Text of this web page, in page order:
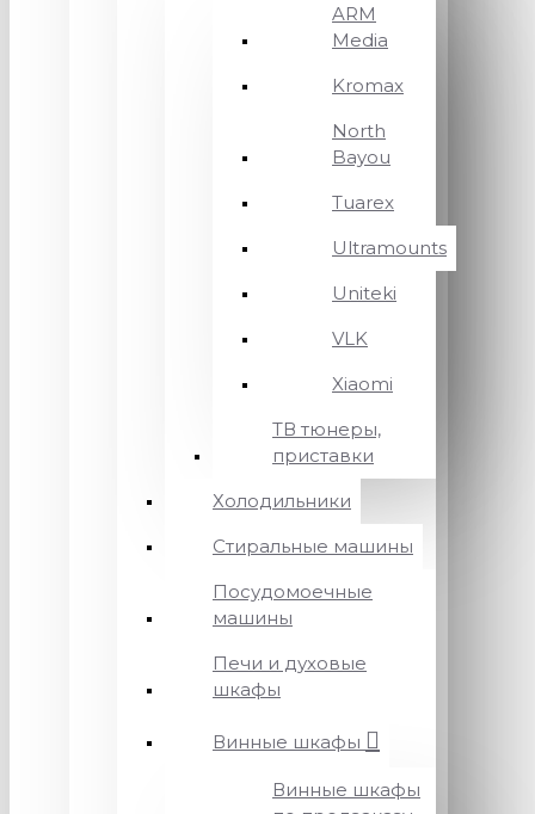
ARM
Media
Kromax
North
Bayou
Tuarex
Ultramounts
Uniteki
VLK
Xiaomi
ТВ тюнеры,
приставки
Холодильники
Стиральные машины
Посудомоечные
машины
Печи и духовые
шкафы
Винные шкафы
Винные шкафы